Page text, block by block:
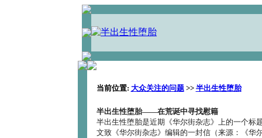
当前位置: 大众关注的问题>> 半出生性堕胎
半出生性堕胎――在荒诞中寻找慰籍
半出生性堕胎是近期《华尔街杂志》上的一个标
文致《华尔街杂志》编辑的一封信（来源：《华